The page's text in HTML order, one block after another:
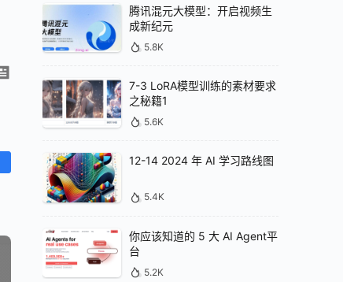
腾讯混元大模型：开启视频生
成新纪元
5.8K
7-3 LoRA模型训练的素材要求
之秘籍1
5.6K
12-14 2024 年 AI 学习路线图
5.4K
你应该知道的 5 大 AI Agent平
台
5.2K